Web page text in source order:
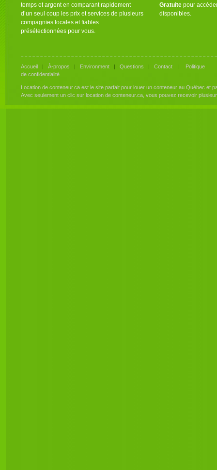
temps et argent en comparant rapidement
d’un seul coup les prix et services de plusieurs
compagnies locales et fiables
présélectionnées pour vous.
Gratuite pour
disponibles.
Accueil | À-propos | Environment | Questions | Contact | Politique
de confidentialité
Location de conteneur.ca est le site parfait pour louer un conteneur au Québec et
Avec seulement un clic sur location de conteneur.ca, vous pouvez recevoir